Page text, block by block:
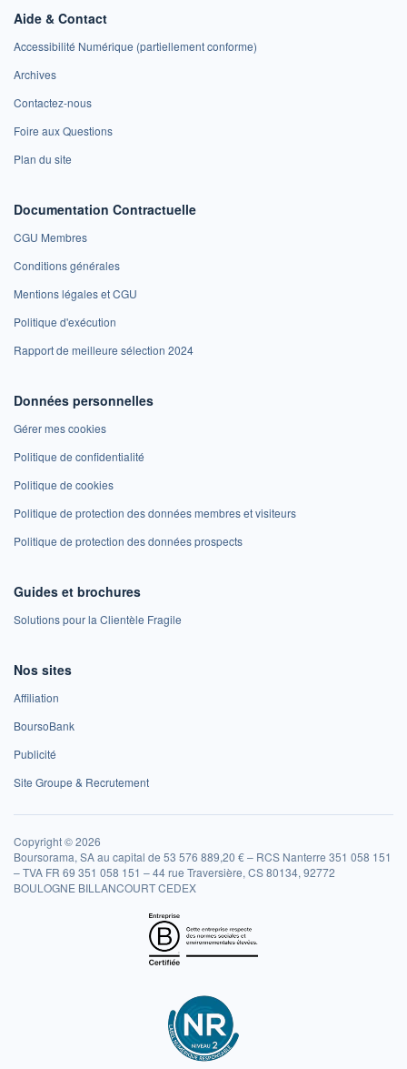
Aide & Contact
Accessibilité Numérique (partiellement conforme)
Archives
Contactez-nous
Foire aux Questions
Plan du site
Documentation Contractuelle
CGU Membres
Conditions générales
Mentions légales et CGU
Politique d'exécution
Rapport de meilleure sélection 2024
Données personnelles
Gérer mes cookies
Politique de confidentialité
Politique de cookies
Politique de protection des données membres et visiteurs
Politique de protection des données prospects
Guides et brochures
Solutions pour la Clientèle Fragile
Nos sites
Affiliation
BoursoBank
Publicité
Site Groupe & Recrutement
Copyright © 2026
Boursorama, SA au capital de 53 576 889,20 € – RCS Nanterre 351 058 151
– TVA FR 69 351 058 151 – 44 rue Traversière, CS 80134, 92772
BOULOGNE BILLANCOURT CEDEX